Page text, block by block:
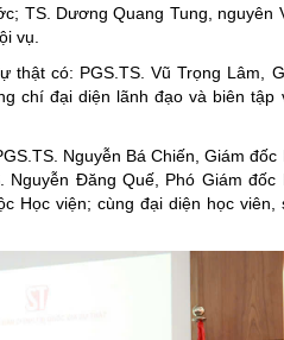
TS. Dương Quang Tung, nguyên
vụ.
thật có: PGS.TS. Vũ Trọng Lâm,
chí đại diện lãnh đạo và biên tập
Nguyễn Bá Chiến, Giám đốc
Đăng Quế, Phó Giám đốc
Học viện; cùng đại diện học viên,
Tác giả Général